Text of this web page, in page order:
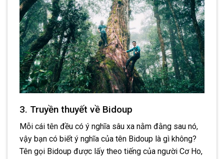
3. Truyền thuyết về Bidoup
Mỗi cái tên đều có ý nghĩa sâu xa nằm đằng sau nó,
vậy bạn có biết ý nghĩa của tên Bidoup là gì không?
Tên gọi Bidoup được lấy theo tiếng của người Cơ Ho,